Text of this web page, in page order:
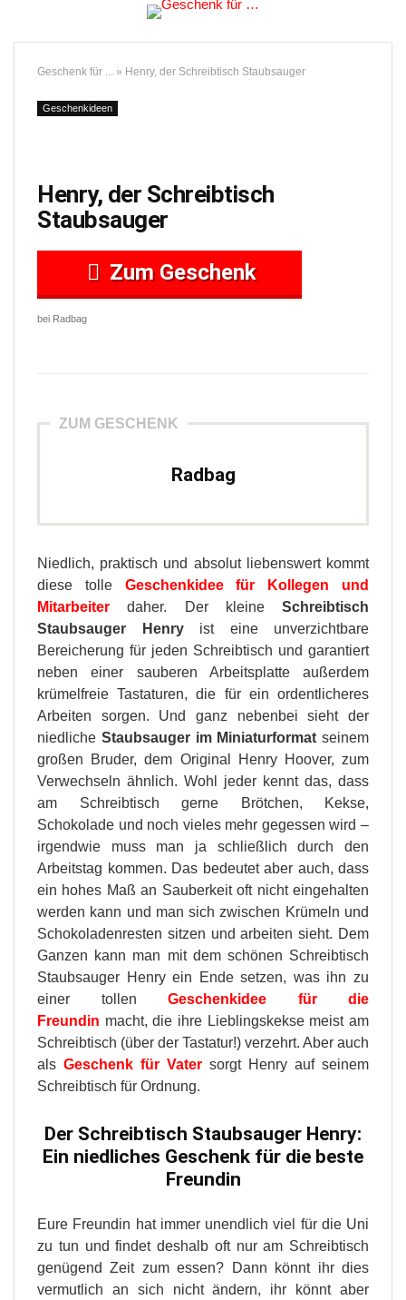
Geschenk für ... » Henry, der Schreibtisch Staubsauger
Geschenkideen
Henry, der Schreibtisch
Staubsauger
Zum Geschenk
bei Radbag
ZUM GESCHENK
Radbag
Niedlich, praktisch und absolut liebenswert kommt
diese tolle
Geschenkidee für Kollegen und
Mitarbeiter daher. Der kleine Schreibtisch
Staubsauger Henryist eine unverzichtbare
Bereicherung für jeden Schreibtisch und garantiert
neben einer sauberen Arbeitsplatte außerdem
krümelfreie Tastaturen, die für ein ordentlicheres
Arbeiten sorgen. Und ganz nebenbei sieht der
niedliche Staubsauger im Miniaturformat seinem
großen Bruder, dem Original Henry Hoover, zum
Verwechseln ähnlich. Wohl jeder kennt das, dass
am Schreibtisch gerne Brötchen, Kekse,
Schokolade und noch vieles mehr gegessen wird –
irgendwie muss man ja schließlich durch den
Arbeitstag kommen. Das bedeutet aber auch, dass
ein hohes Maß an Sauberkeit oft nicht eingehalten
werden kann und man sich zwischen Krümeln und
Schokoladenresten sitzen und arbeiten sieht. Dem
Ganzen kann man mit dem schönen Schreibtisch
Staubsauger Henry ein Ende setzen, was ihn zu
einer tollen Geschenkidee für die
Freundin macht, die ihre Lieblingskekse meist am
Schreibtisch (über der Tastatur!) verzehrt. Aber auch
als Geschenk für Vater sorgt Henry auf seinem
Schreibtisch für Ordnung.
Der Schreibtisch Staubsauger Henry:
Ein niedliches Geschenk für die beste
Freundin
Eure Freundin hat immer unendlich viel für die Uni
zu tun und findet deshalb oft nur am Schreibtisch
genügend Zeit zum essen? Dann könnt ihr dies
vermutlich an sich nicht ändern, ihr könnt aber